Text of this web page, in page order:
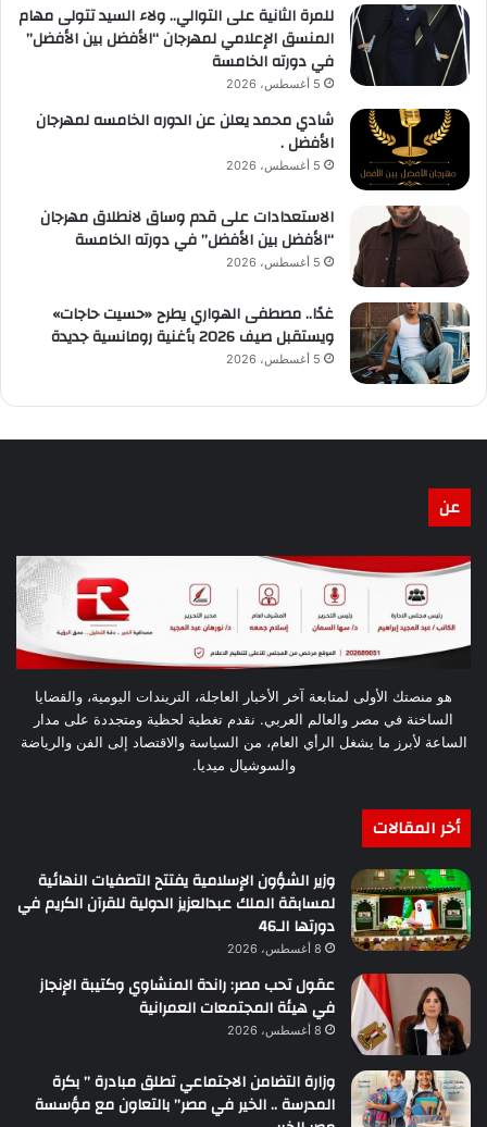
للمرة الثانية على التوالي.. ولاء السيد تتولى مهام
المنسق الإعلامي لمهرجان “الأفضل بين الأفضل”
في دورته الخامسة
5 أغسطس، 2026
شادي محمد يعلن عن الدوره الخامسه لمهرجان
الأفضل .
5 أغسطس، 2026
الاستعدادات على قدم وساق لانطلاق مهرجان
“الأفضل بين الأفضل” في دورته الخامسة
5 أغسطس، 2026
غدًا.. مصطفى الهواري يطرح «حسيت حاجات»
ويستقبل صيف 2026 بأغنية رومانسية جديدة
5 أغسطس، 2026
عن
هو منصتك الأولى لمتابعة آخر الأخبار العاجلة، التريندات اليومية، والقضايا
الساخنة في مصر والعالم العربي. نقدم تغطية لحظية ومتجددة على مدار
الساعة لأبرز ما يشغل الرأي العام، من السياسة والاقتصاد إلى الفن والرياضة
والسوشيال ميديا.
أخر المقالات
وزير الشؤون الإسلامية يفتتح التصفيات النهائية
لمسابقة الملك عبدالعزيز الدولية للقرآن الكريم في
دورتها الـ46
8 أغسطس، 2026
عقول تحب مصر: راندة المنشاوي وكتيبة الإنجاز
في هيئة المجتمعات العمرانية
8 أغسطس، 2026
وزارة التضامن الاجتماعي تطلق مبادرة ” بكرة
المدرسة .. الخير في مصر” بالتعاون مع مؤسسة